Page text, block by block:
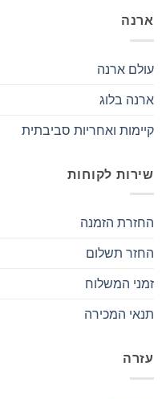
ארנה
עולם ארנה
ארנה בלוג
קיימות ואחריות סביבתית
שירות לקוחות
החזרת הזמנה
החזר תשלום
זמני המשלוח
תנאי המכירה
עזרה